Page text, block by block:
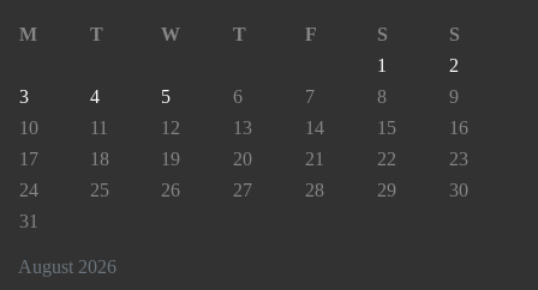
August 2026
M T W T F S
S
1
2
3
4 5 6 7 8
9
10
11 12 13 14 15
16
17
18 19 20 21 22
23
24
25 26 27 28 29
30
31